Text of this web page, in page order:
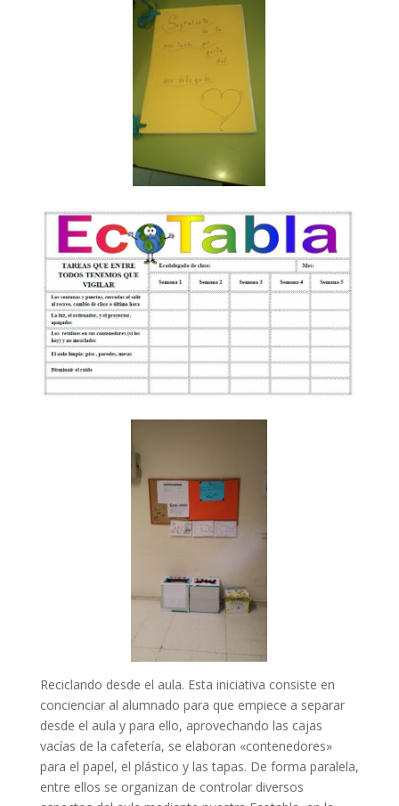
Reciclando desde el aula. Esta iniciativa consiste en
concienciar al alumnado para que empiece a separar
desde el aula y para ello, aprovechando las cajas
vacías de la cafetería, se elaboran «contenedores»
para el papel, el plástico y las tapas. De forma paralela,
entre ellos se organizan de controlar diversos